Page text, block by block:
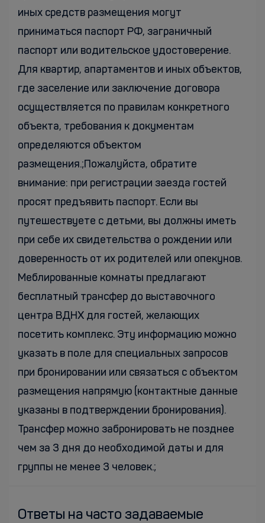
иных средств размещения могут
приниматься паспорт РФ, заграничный
паспорт или водительское удостоверение.
Для квартир, апартаментов и иных объектов,
где заселение или заключение договора
осуществляется по правилам конкретного
объекта, требования к документам
определяются объектом
размещения.;Пожалуйста, обратите
внимание: при регистрации заезда гостей
просят предъявить паспорт. Если вы
путешествуете с детьми, вы должны иметь
при себе их свидетельства о рождении или
доверенность от их родителей или опекунов.
Меблированные комнаты предлагают
бесплатный трансфер до выставочного
центра ВДНХ для гостей, желающих
посетить комплекс. Эту информацию можно
указать в поле для специальных запросов
при бронировании или связаться с объектом
размещения напрямую (контактные данные
указаны в подтверждении бронирования).
Трансфер можно забронировать не позднее
чем за 3 дня до необходимой даты и для
группы не менее 3 человек.;
Ответы на часто задаваемые